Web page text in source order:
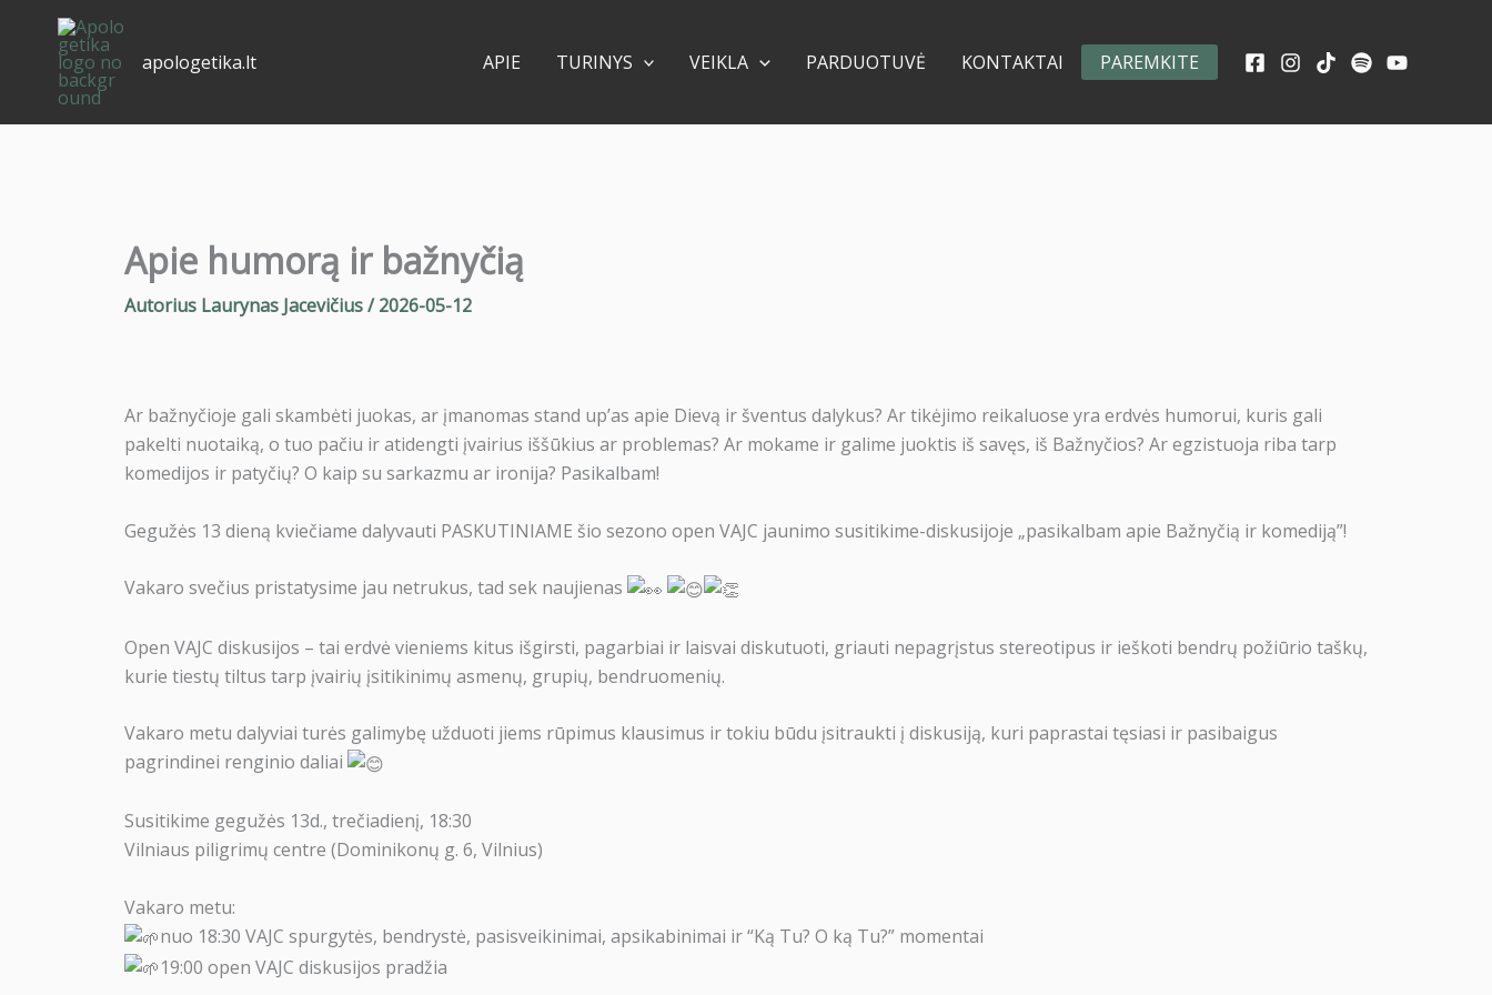
apologetika.lt APIE TURINYS VEIKLA PARDUOTUVĖ KONTAKTAI PAREMKITE
Apie humorą ir bažnyčią
Autorius Laurynas Jacevičius/2026-05-12
Ar bažnyčioje gali skambėti juokas, ar įmanomas stand up’as apie Dievą ir šventus dalykus? Ar tikėjimo reikaluose yra erdvės humorui, kuris gali
pakelti nuotaiką, o tuo pačiu ir atidengti įvairius iššūkius ar problemas? Ar mokame ir galime juoktis iš savęs, iš Bažnyčios? Ar egzistuoja riba tarp
komedijos ir patyčių? O kaip su sarkazmu ar ironija? Pasikalbam!
Gegužės 13 dieną kviečiame dalyvauti PASKUTINIAME šio sezono open VAJC jaunimo susitikime-diskusijoje „pasikalbam apie Bažnyčią ir komediją”!
Vakaro svečius pristatysime jau netrukus, tad sek naujienas
Open VAJC diskusijos – tai erdvė vieniems kitus išgirsti, pagarbiai ir laisvai diskutuoti, griauti nepagrįstus stereotipus ir ieškoti bendrų požiūrio taškų,
kurie tiestų tiltus tarp įvairių įsitikinimų asmenų, grupių, bendruomenių.
Vakaro metu dalyviai turės galimybę užduoti jiems rūpimus klausimus ir tokiu būdu įsitraukti į diskusiją, kuri paprastai tęsiasi ir pasibaigus
pagrindinei renginio daliai
Susitikime gegužės 13d., trečiadienį, 18:30
Vilniaus piligrimų centre (Dominikonų g. 6, Vilnius)
Vakaro metu:
nuo 18:30 VAJC spurgytės, bendrystė, pasisveikinimai, apsikabinimai ir “Ką Tu? O ką Tu?” momentai
19:00 open VAJC diskusijos pradžia